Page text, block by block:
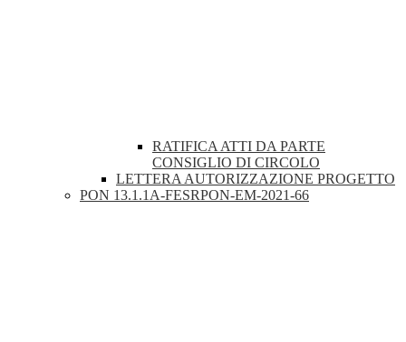
RATIFICA ATTI DA PARTE
CONSIGLIO DI CIRCOLO
LETTERA AUTORIZZAZIONE PROGETTO
PON 13.1.1A-FESRPON-EM-2021-66